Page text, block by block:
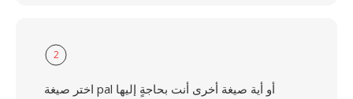
2
اختر صيغة pal أو أية صيغة أخرى أنت بحاجةٍ إليها